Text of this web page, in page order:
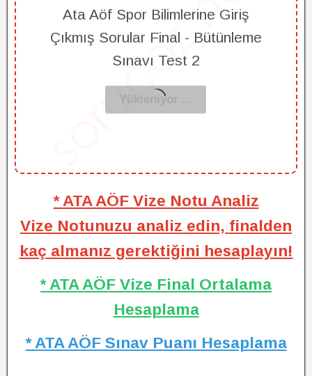
Ata Aöf Spor Bilimlerine Giriş
Çıkmış Sorular Final - Bütünleme
Sınavı Test 2
* ATA AÖF Vize Notu Analiz
Vize Notunuzu analiz edin, finalden
kaç almanız gerektiğini hesaplayın!
* ATA AÖF Vize Final Ortalama
Hesaplama
* ATA AÖF Sınav Puanı Hesaplama